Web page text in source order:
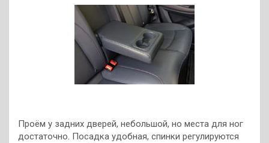
Проём у задних дверей, небольшой, но места для ног
достаточно. Посадка удобная, спинки регулируются